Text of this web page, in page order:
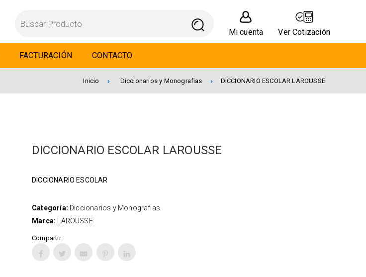
Mi cuenta Ver Cotización
FACTURACIÓN CONTACTO
Inicio Diccionarios y Monografias DICCIONARIO ESCOLAR LAROUSSE
DICCIONARIO ESCOLAR LAROUSSE
DICCIONARIO ESCOLAR
Categoría: Diccionarios y Monografias
Marca:
LAROUSSE
Compartir